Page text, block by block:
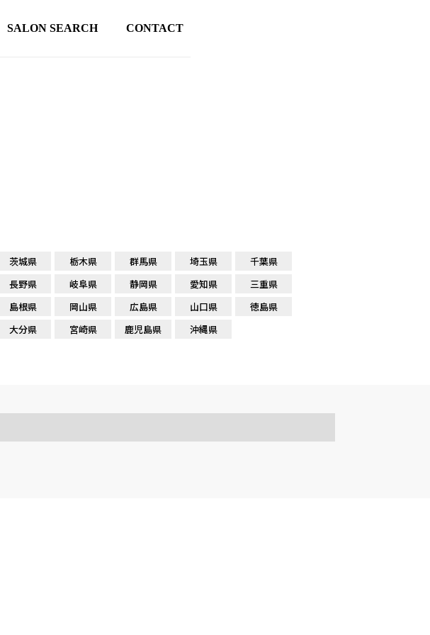
SALON SEARCH CONTACT
茨城県 栃木県 群馬県 埼玉県
千葉県
長野県 岐阜県 静岡県 愛知県
三重県
島根県 岡山県 広島県 山口県
徳島県
大分県 宮崎県 鹿児島県 沖縄県